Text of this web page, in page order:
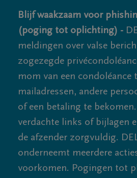
Blijf waakzaam voor
(poging tot oplichting) -
meldingen over valse
zogezegde
mom van een condoléance
mailadressen, andere
of een betaling te
verdachte links of bijlagen
de afzender zorgvuldig.
onderneemt meerdere
voorkomen. Pogingen tot